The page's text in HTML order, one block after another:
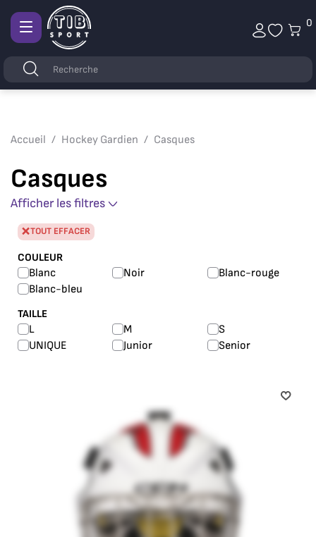
0
Mots
Rechercher
Afficher
navigation
Accueil Hockey Gardien Casques
Casques
Afficher les filtres
TOUT EFFACER
COULEUR
Blanc Noir
Blanc-rouge
Blanc-bleu
TAILLE
L M
S
UNIQUE
Junior Senior